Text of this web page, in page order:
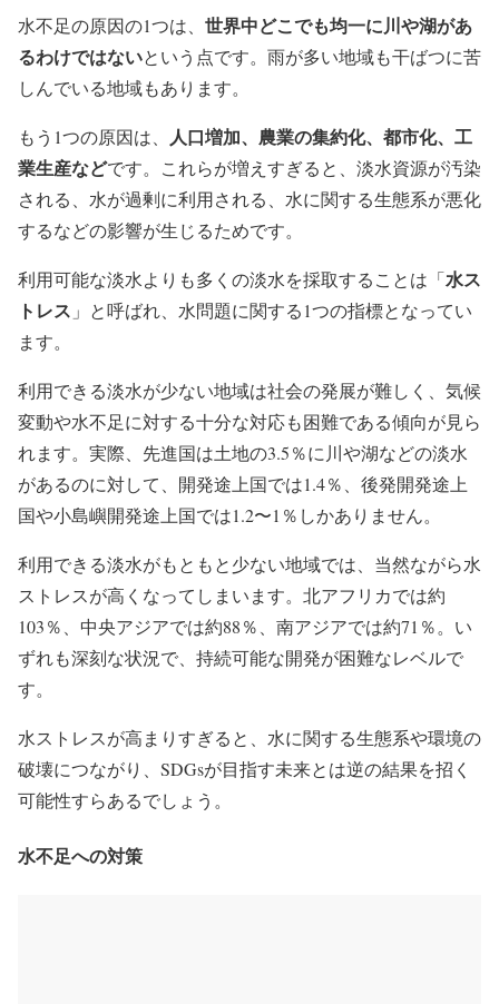
水不足の原因の1つは、 世界中どこでも均一に川や湖があ
るわけではないという点です。雨が多い地域も干ばつに苦
しんでいる地域もあります。
もう1つの原因は、 人口増加、農業の集約化、都市化、工
業生産などです。これらが増えすぎると、淡水資源が汚染
される、水が過剰に利用される、水に関する生態系が悪化
するなどの影響が生じるためです。
利用可能な淡水よりも多くの淡水を採取することは「水ス
トレス 」と呼ばれ、水問題に関する1つの指標となってい
ます。
利用できる淡水が少ない地域は社会の発展が難しく、気候
変動や水不足に対する十分な対応も困難である傾向が見ら
れます。実際、先進国は土地の3.5％に川や湖などの淡水
があるのに対して、開発途上国では1.4％、後発開発途上
国や小島嶼開発途上国では1.2〜1％しかありません。
利用できる淡水がもともと少ない地域では、当然ながら水
ストレスが高くなってしまいます。北アフリカでは約
103％、中央アジアでは約88％、南アジアでは約71％。い
ずれも深刻な状況で、持続可能な開発が困難なレベルで
す。
水ストレスが高まりすぎると、水に関する生態系や環境の
破壊につながり、SDGsが目指す未来とは逆の結果を招く
可能性すらあるでしょう。
水不足への対策